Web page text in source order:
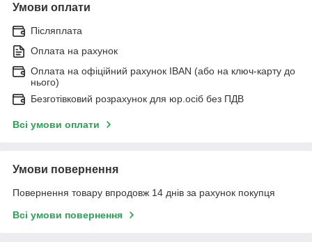
Умови оплати
Післяплата
Оплата на рахунок
Оплата на офіційний рахунок IBAN (або на ключ-карту до
нього)
Безготівковий розрахунок для юр.осіб без ПДВ
Всі умови оплати
Умови повернення
Повернення товару впродовж 14 днів за рахунок покупця
Всі умови повернення